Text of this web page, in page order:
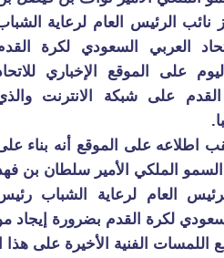
نائب الرئيس العام لرعاية
العربي السعودي لكرة
على الموقع الإخباري
على شبكة الانترنت
على الموقع أنه بناء
الملكي الأمير سلطان بن
العام لرعاية الشباب
لكرة القدم بضرورة إيجاد
اللمسات الفنية الأخيرة على هذا